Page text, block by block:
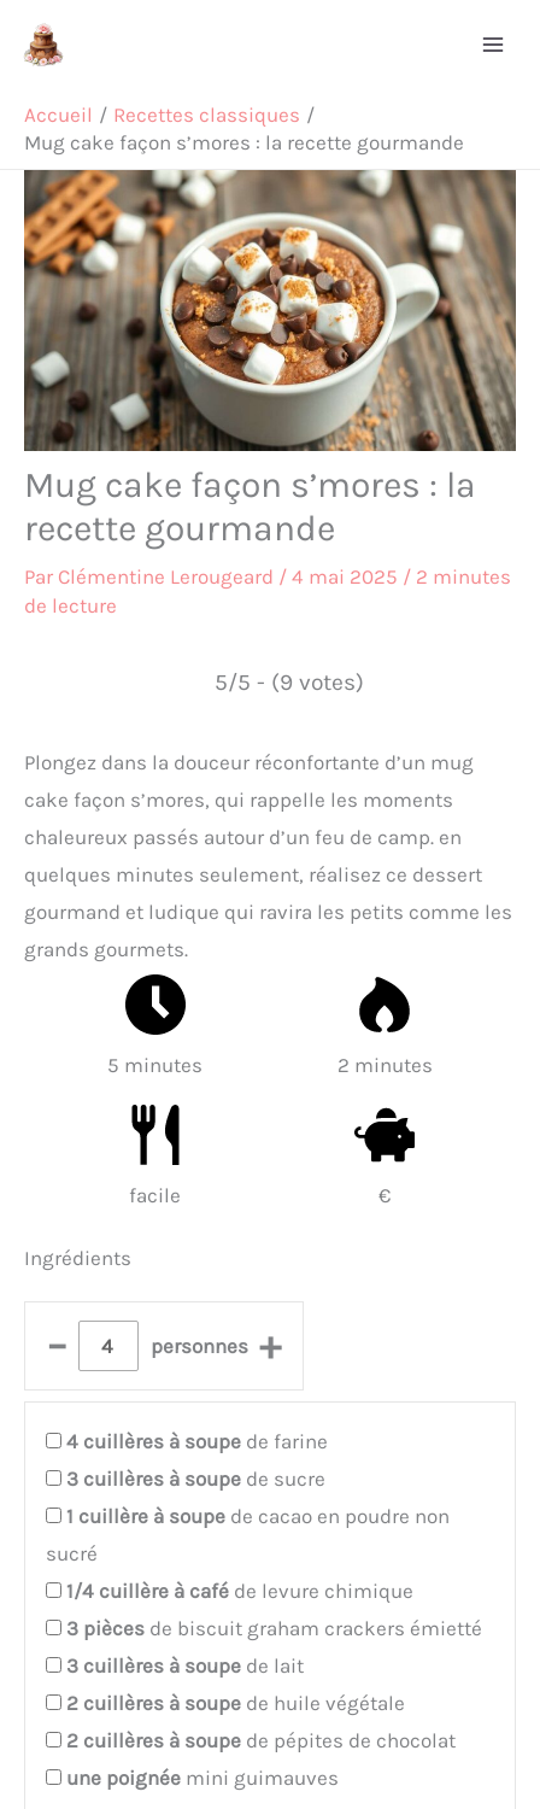
Accueil
Recettes classiques
Mug cake façon s’mores : la recette gourmande
Mug cake façon s’mores : la
recette gourmande
Par Clémentine Lerougeard / 4 mai 2025 / 2 minutes
de lecture
5/5 - (9 votes)
Plongez dans la douceur réconfortante d’un mug
cake façon s’mores, qui rappelle les moments
chaleureux passés autour d’un feu de camp. en
quelques minutes seulement, réalisez ce dessert
gourmand et ludique qui ravira les petits comme les
grands gourmets.
5 minutes 2 minutes
facile €
Ingrédients
– personnes +
4 cuillères à soupe de farine
3 cuillères à soupe de sucre
1 cuillère à soupe de cacao en poudre non
sucré
1/4 cuillère à café de levure chimique
3 pièces de biscuit graham crackers émietté
3 cuillères à soupe de lait
2 cuillères à soupe de huile végétale
2 cuillères à soupe de pépites de chocolat
une poignée mini guimauves
Rechercher